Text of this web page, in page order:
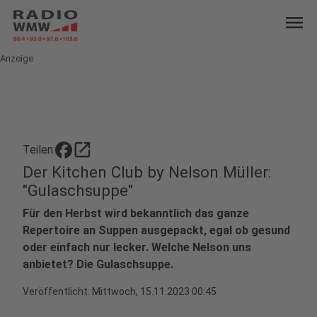
menu
Anzeige
Teilen: open_in_new
Der Kitchen Club by Nelson Müller:
"Gulaschsuppe"
Für den Herbst wird bekanntlich das ganze
Repertoire an Suppen ausgepackt, egal ob gesund
oder einfach nur lecker. Welche Nelson uns
anbietet? Die Gulaschsuppe.
Veröffentlicht: Mittwoch, 15.11.2023 00:45